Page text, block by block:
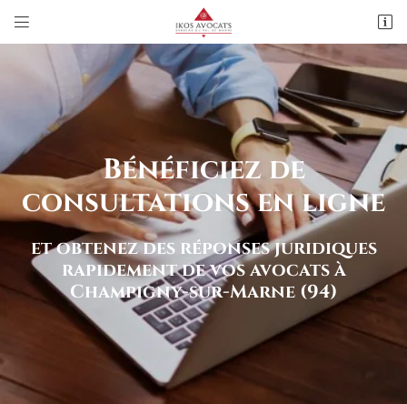
 
20, Rue Albert Thomas
94500 Champigny-sur-Marne
01 48 82 15 15
Adresse email de réception
Recopier le code ci-contre
Rafraîchir le captcha
Bénéficiez de
consultations en ligne
et obtenez des réponses juridiques
rapidementde vos avocats à
Champigny-sur-Marne (94)